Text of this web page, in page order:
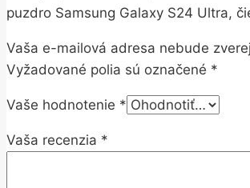
puzdro Samsung Galaxy S24 Ultra,
Vaša e-mailová adresa nebude
Vyžadované polia sú označené *
Vaše hodnotenie *
Vaša recenzia *